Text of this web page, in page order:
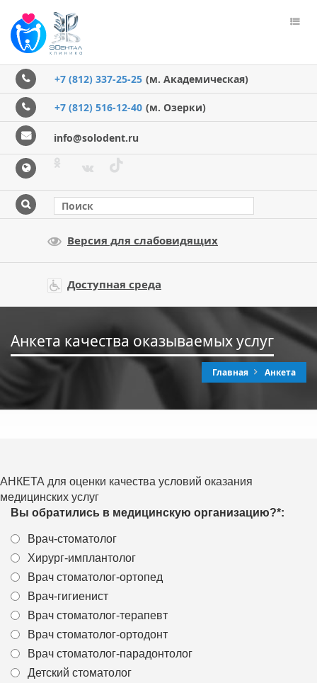
+7 (812) 337-25-25 (м. Академическая)
+7 (812) 516-12-40 (м. Озерки)
info@solodent.ru
Версия для слабовидящих
Доступная среда
Анкета качества оказываемых услуг
Главная Анкета
АНКЕТА для оценки качества условий оказания
медицинских услуг
Вы обратились в медицинскую организацию?*:
Врач-стоматолог
Хирург-имплантолог
Врач стоматолог-ортопед
Врач-гигиенист
Врач стоматолог-терапевт
Врач стоматолог-ортодонт
Врач стоматолог-парадонтолог
Детский стоматолог